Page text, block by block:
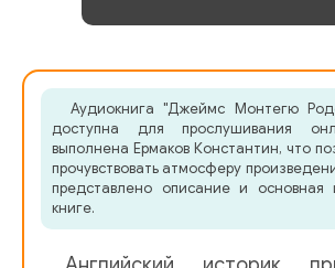
Аудиокнига "Джеймс Монтегю
доступна для прослушивания
выполнена Ермаков Константин, что
прочувствовать атмосферу
представлено описание и
книге.